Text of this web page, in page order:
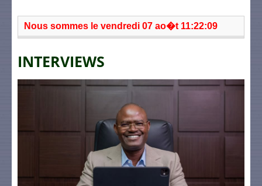
Nous sommes le vendredi 07 ao�t 11:22:09
INTERVIEWS